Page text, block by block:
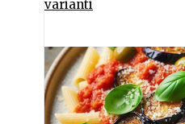
varianti